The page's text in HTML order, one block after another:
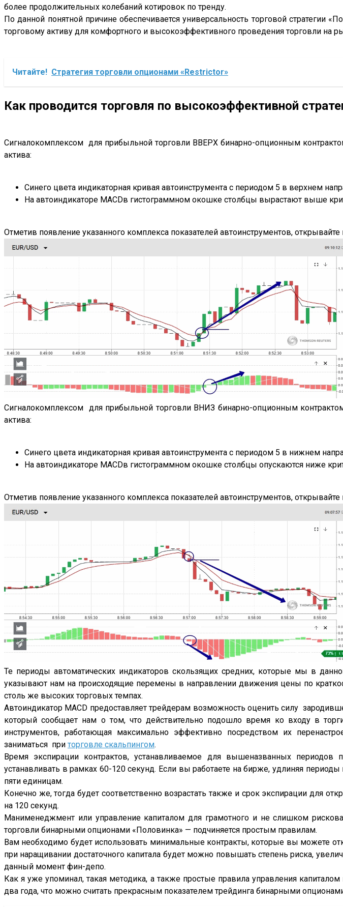
более продолжительных колебаний котировок по тренду.
По данной понятной причине обеспечивается универсальность торговой
торговому активу для комфортного и высокоэффективного проведения торговли на
Читайте! Стратегия торговли опционами «Restrictor»
Как проводится торговля по высокоэффективной
Сигналокомплексом для прибыльной торговли ВВЕРХ бинарно-опционным
актива:
Синего цвета индикаторная кривая автоинструмента с периодом 5 в верхнем
На автоиндикаторе MACDв гистограммном окошке столбцы вырастают выше
Отметив появление указанного комплекса показателей автоинструментов,
Сигналокомплексом для прибыльной торговли ВНИЗ бинарно-опционным
актива:
Синего цвета индикаторная кривая автоинструмента с периодом 5 в нижнем
На автоиндикаторе MACDв гистограммном окошке столбцы опускаются ниже
Отметив появление указанного комплекса показателей автоинструментов,
Те периоды автоматических индикаторов скользящих средних, которые мы в
указывают нам на происходящие перемены в направлении движения цены по
столь же высоких торговых темпах.
Автоиндикатор MACD предоставляет трейдерам возможность оценить силу
который сообщает нам о том, что действительно подошло время ко входу в
инструментов, работающая максимально эффективно посредством их
заниматься при торговле скальпингом.
Время экспирации контрактов, устанавливаемое для вышеназванных
устанавливать в рамках 60-120 секунд. Если вы работаете на бирже, удлиняя
пяти единицам.
Конечно же, тогда будет соответственно возрастать также и срок экспирации для
на 120 секунд.
Манименеджмент или управление капиталом для грамотного и не слишком
торговли бинарными опционами «Половинка» — подчиняется простым правилам.
Вам необходимо будет использовать минимальные контракты, которые вы можете
при наращивании достаточного капитала будет можно повышать степень риска,
данный момент фин-депо.
Как я уже упоминал, такая методика, а также простые правила управления
два года, что можно считать прекрасным показателем трейдинга бинарными